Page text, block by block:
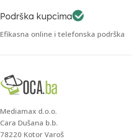
Podrška kupcima
Efikasna online i telefonska podrška
Mediamax d.o.o.
Cara Dušana b.b.
78220 Kotor Varoš